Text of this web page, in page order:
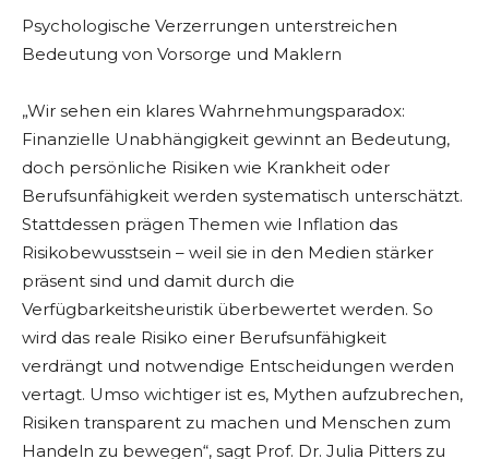
Psychologische Verzerrungen unterstreichen
Bedeutung von Vorsorge und Maklern
„Wir sehen ein klares Wahrnehmungsparadox:
Finanzielle Unabhängigkeit gewinnt an Bedeutung,
doch persönliche Risiken wie Krankheit oder
Berufsunfähigkeit werden systematisch unterschätzt.
Stattdessen prägen Themen wie Inflation das
Risikobewusstsein – weil sie in den Medien stärker
präsent sind und damit durch die
Verfügbarkeitsheuristik überbewertet werden. So
wird das reale Risiko einer Berufsunfähigkeit
verdrängt und notwendige Entscheidungen werden
vertagt. Umso wichtiger ist es, Mythen aufzubrechen,
Risiken transparent zu machen und Menschen zum
Handeln zu bewegen“, sagt Prof. Dr. Julia Pitters zu